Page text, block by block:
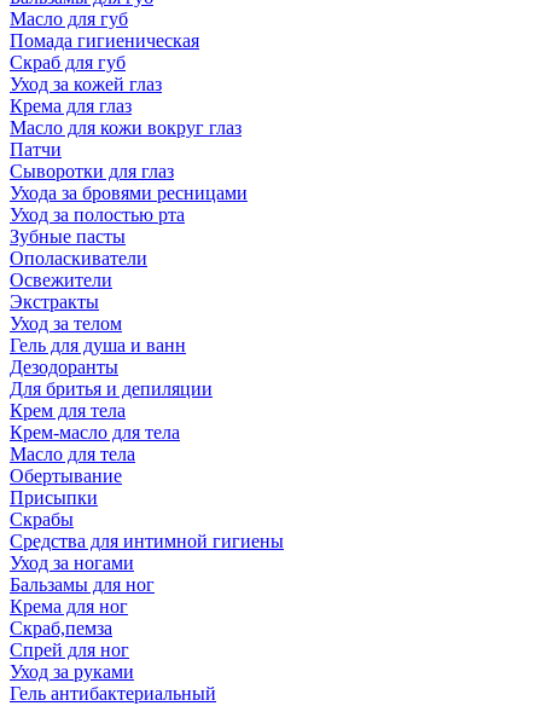
Масло для губ
Помада гигиеническая
Скраб для губ
Уход за кожей глаз
Крема для глаз
Масло для кожи вокруг глаз
Патчи
Сыворотки для глаз
Ухода за бровями ресницами
Уход за полостью рта
Зубные пасты
Ополаскиватели
Освежители
Экстракты
Уход за телом
Гель для душа и ванн
Дезодоранты
Для бритья и депиляции
Крем для тела
Крем-масло для тела
Масло для тела
Обертывание
Присыпки
Скрабы
Средства для интимной гигиены
Уход за ногами
Бальзамы для ног
Крема для ног
Скраб,пемза
Спрей для ног
Уход за руками
Гель антибактериальный